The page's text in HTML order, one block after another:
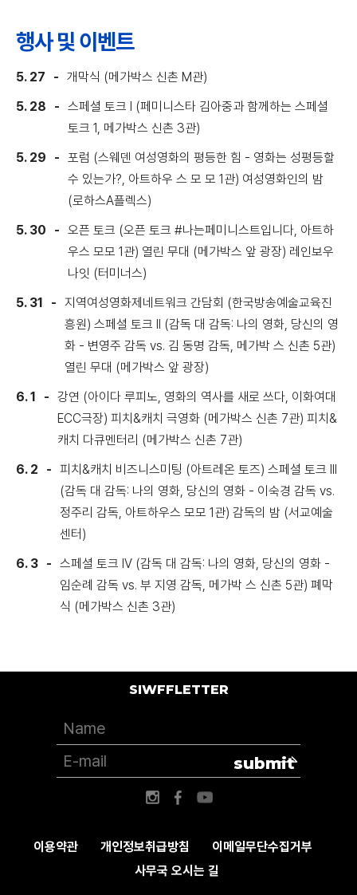
행사 및 이벤트
5. 27
개막식 (메가박스 신촌 M관)
5. 28
스페셜 토크 I (페미니스타 김아중과 함께하는 스페셜
토크 1, 메가박스 신촌 3관)
5. 29
포럼 (스웨덴 여성영화의 평등한 힘 - 영화는 성평등할
수 있는가?, 아트하우 스 모 모 1관) 여성영화인의 밤
(로하스A플렉스)
5. 30
오픈 토크 (오픈 토크 #나는페미니스트입니다, 아트하
우스 모모 1관) 열린 무대 (메가박스 앞 광장) 레인보우
나잇 (터미너스)
5. 31
지역여성영화제네트워크 간담회 (한국방송예술교육진
흥원) 스페셜 토크 II (감독 대 감독: 나의 영화, 당신의 영
화 - 변영주 감독 vs. 김 동명 감독, 메가박 스 신촌 5관)
열린 무대 (메가박스 앞 광장)
6. 1
강연 (아이다 루피노, 영화의 역사를 새로 쓰다, 이화여대
ECC극장) 피치&캐치 극영화 (메가박스 신촌 7관) 피치&
캐치 다큐멘터리 (메가박스 신촌 7관)
6. 2
피치&캐치 비즈니스미팅 (아트레온 토즈) 스페셜 토크 III
(감독 대 감독: 나의 영화, 당신의 영화 - 이숙경 감독 vs.
정주리 감독, 아트하우스 모모 1관) 감독의 밤 (서교예술
센터)
6. 3
스페셜 토크 IV (감독 대 감독: 나의 영화, 당신의 영화 -
임순례 감독 vs. 부 지영 감독, 메가박 스 신촌 5관) 폐막
식 (메가박스 신촌 3관)
이용약관 개인정보취급방침
이메일무단수집거부
사무국 오시는 길
SIWFFLETTER
submit